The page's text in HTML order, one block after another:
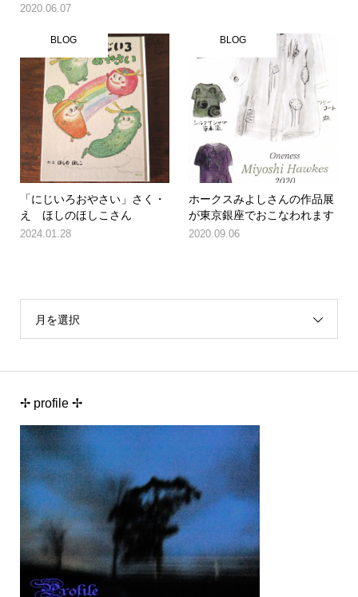
2020.06.07
BLOG
「にじいろおやさい」さく・
え ほしのほしこさん
2024.01.28
BLOG
ホークスみよしさんの作品展
が東京銀座でおこなわれます
2020.09.06
月を選択
✢ profile ✢